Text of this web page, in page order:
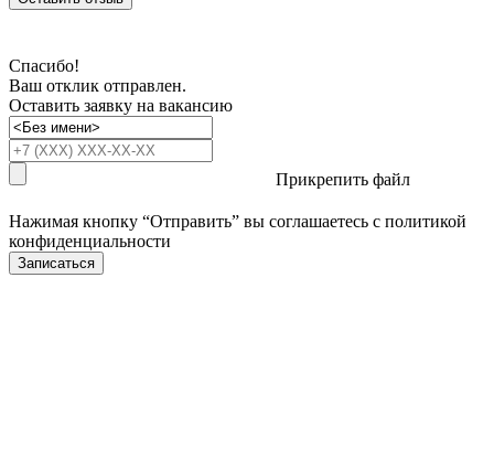
Спасибо!
Ваш отклик отправлен.
Оставить заявку на вакансию
Прикрепить файл
Нажимая кнопку “Отправить” вы соглашаетесь с политикой
конфиденциальности
Записаться